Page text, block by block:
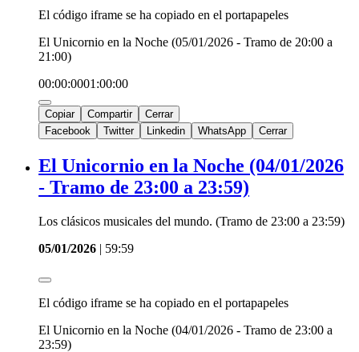
El código iframe se ha copiado en el portapapeles
El Unicornio en la Noche (05/01/2026 - Tramo de 20:00 a
21:00)
00:00:0001:00:00
Copiar Compartir
Cerrar
Facebook
Twitter Linkedin WhatsApp Cerrar
El Unicornio en la Noche (04/01/2026
- Tramo de 23:00 a 23:59)
Los clásicos musicales del mundo. (Tramo de 23:00 a 23:59)
05/01/2026 | 59:59
El código iframe se ha copiado en el portapapeles
El Unicornio en la Noche (04/01/2026 - Tramo de 23:00 a
23:59)